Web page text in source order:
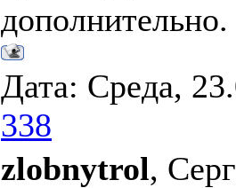
Дата: Среда,
338
zlobnytrol,